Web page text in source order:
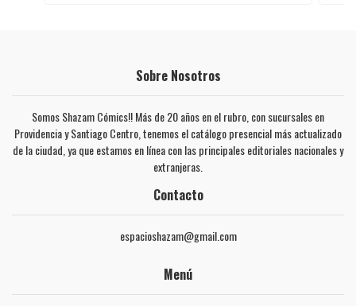
Sobre Nosotros
Somos Shazam Cómics!! Más de 20 años en el rubro, con sucursales en
Providencia y Santiago Centro, tenemos el catálogo presencial más actualizado
de la ciudad, ya que estamos en línea con las principales editoriales nacionales y
extranjeras.
Contacto
espacioshazam@gmail.com
Menú